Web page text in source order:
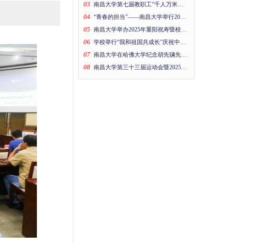
03 南昌大学第七届教职工“千人万米健身行”暨工会思政引领项目成果展活动在前湖校区举行
04 “青春的担当”——南昌大学举行2026年新年晚会
05 南昌大学举办2025年重阳祝寿暨校情通报会
06 学校举行“我和祖国共成长”庆祝中华人民共和国成立76周年升国旗仪式
07 南昌大学在哈佛大学纪念胡先骕先生活动上的纪念片
08 南昌大学第三十三届运动会暨2025年体育文化节开幕！